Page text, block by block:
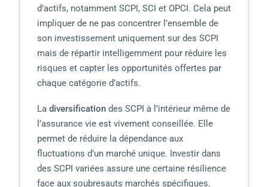
d’actifs, notamment SCPI, SCI et OPCI. Cela peut
impliquer de ne pas concentrer l’ensemble de
son investissement uniquement sur des SCPI
mais de répartir intelligemment pour réduire les
risques et capter les opportunités offertes par
chaque catégorie d’actifs.
La diversificationdes SCPI à l’intérieur même de
l’assurance vie est vivement conseillée. Elle
permet de réduire la dépendance aux
fluctuations d’un marché unique. Investir dans
des SCPI variées assure une certaine résilience
face aux soubresauts marchés spécifiques.